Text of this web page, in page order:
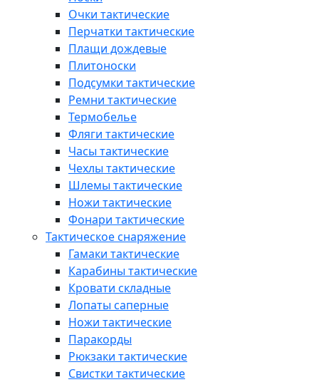
Очки тактические
Перчатки тактические
Плащи дождевые
Плитоноски
Подсумки тактические
Ремни тактические
Термобелье
Фляги тактические
Часы тактические
Чехлы тактические
Шлемы тактические
Ножи тактические
Фонари тактические
Тактическое снаряжение
Гамаки тактические
Карабины тактические
Кровати складные
Лопаты саперные
Ножи тактические
Паракорды
Рюкзаки тактические
Свистки тактические